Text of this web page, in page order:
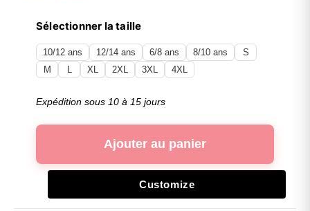
Sélectionner la taille
10/12 ans 12/14 ans 6/8 ans 8/10 ans
S
M
L XL 2XL 3XL 4XL
Expédition sous 10 à 15 jours
Ajouter au panier
Customize